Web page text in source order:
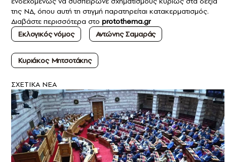
της ΝΔ, όπου αυτή τη στιγμή παρατηρείται κατακερματισμός.
Διαβάστε περισσότερα στο protothema.gr
Εκλογικός νόμος
Αντώνης Σαμαράς
Kυριάκος Μητσοτάκης
ΣXETIKA NEA